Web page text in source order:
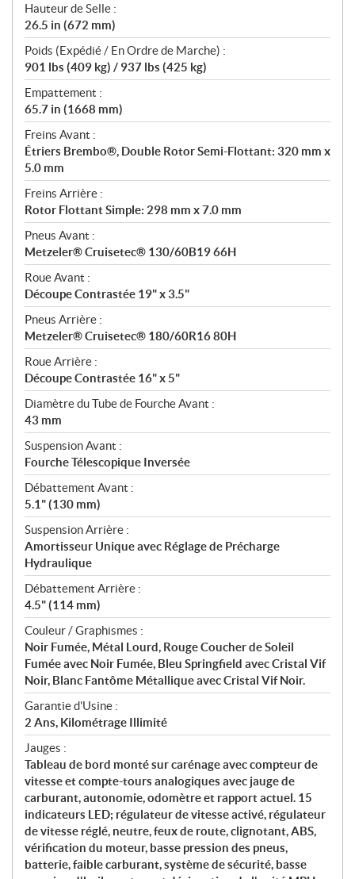
Hauteur de Selle :
26.5 in (672 mm)
Poids (Expédié / En Ordre de Marche) :
901 lbs (409 kg) / 937 lbs (425 kg)
Empattement :
65.7 in (1668 mm)
Freins Avant :
Étriers Brembo®, Double Rotor Semi-Flottant: 320 mm x
5.0 mm
Freins Arrière :
Rotor Flottant Simple: 298 mm x 7.0 mm
Pneus Avant :
Metzeler® Cruisetec® 130/60B19 66H
Roue Avant :
Découpe Contrastée 19" x 3.5"
Pneus Arrière :
Metzeler® Cruisetec® 180/60R16 80H
Roue Arrière :
Découpe Contrastée 16" x 5"
Diamètre du Tube de Fourche Avant :
43 mm
Suspension Avant :
Fourche Télescopique Inversée
Débattement Avant :
5.1" (130 mm)
Suspension Arrière :
Amortisseur Unique avec Réglage de Précharge
Hydraulique
Débattement Arrière :
4.5" (114 mm)
Couleur / Graphismes :
Noir Fumée, Métal Lourd, Rouge Coucher de Soleil
Fumée avec Noir Fumée, Bleu Springfield avec Cristal Vif
Noir, Blanc Fantôme Métallique avec Cristal Vif Noir.
Garantie d'Usine :
2 Ans, Kilométrage Illimité
Jauges :
Tableau de bord monté sur carénage avec compteur de
vitesse et compte-tours analogiques avec jauge de
carburant, autonomie, odomètre et rapport actuel. 15
indicateurs LED; régulateur de vitesse activé, régulateur
de vitesse réglé, neutre, feux de route, clignotant, ABS,
vérification du moteur, basse pression des pneus,
batterie, faible carburant, système de sécurité, basse